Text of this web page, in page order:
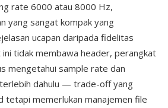
rate 6000 atau 8000 Hz,
yang sangat kompak yang
ucapan daripada fidelitas
tidak membawa header, perangkat
mengetahui sample rate dan
dahulu — trade-off yang
tetapi memerlukan manajemen file